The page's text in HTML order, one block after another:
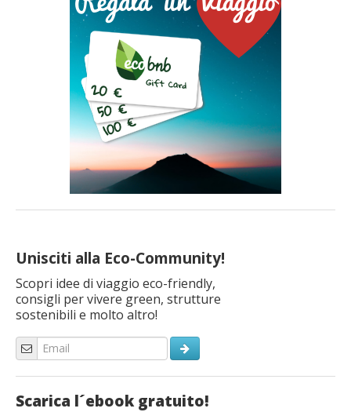
articolo
Unisciti alla Eco-Community!
Scopri idee di viaggio eco-friendly,
consigli per vivere green, strutture
sostenibili e molto altro!
Scarica l´ebook gratuito!